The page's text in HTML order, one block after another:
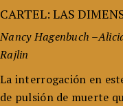
CARTEL: LAS
Nancy Hagenbuch
Rajlin
La interrogación en
de pulsión de muerte